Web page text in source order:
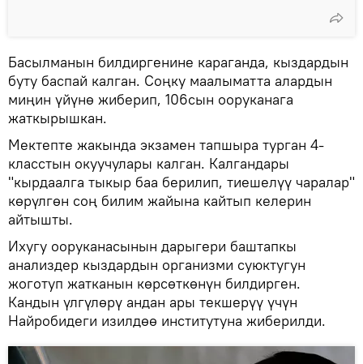
Басылманын билдиргенине караганда, кыздардын
буту баспай калган. Соңку маалыматта алардын
миңин үйүнө жиберип, 106сын ооруканага
жаткырышкан.
Мектепте жакында экзамен тапшыра турган 4-
класстын окуучулары калган. Калгандары
"кырдаалга тыкыр баа берилип, тиешелүү чаралар"
көрүлгөн соң билим жайына кайтып келерин
айтышты.
Ихугу ооруканасынын дарыгери баштапкы
анализдер кыздардын организми суюктугун
жоготуп жатканын көрсөткөнүн билдирген.
Кандын үлгүлөрү андан ары текшерүү үчүн
Найробидеги изилдөө институтуна жиберилди.